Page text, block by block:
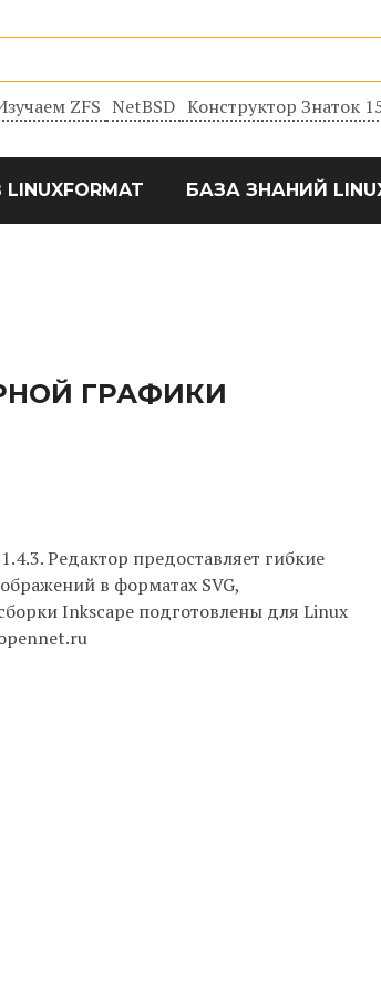
ZFS NetBSD Конструктор Знаток
БАЗА ЗНАНИЙ
ГРАФИКИ
Редактор предоставляет гибкие
в форматах SVG,
Inkscape подготовлены для Linux